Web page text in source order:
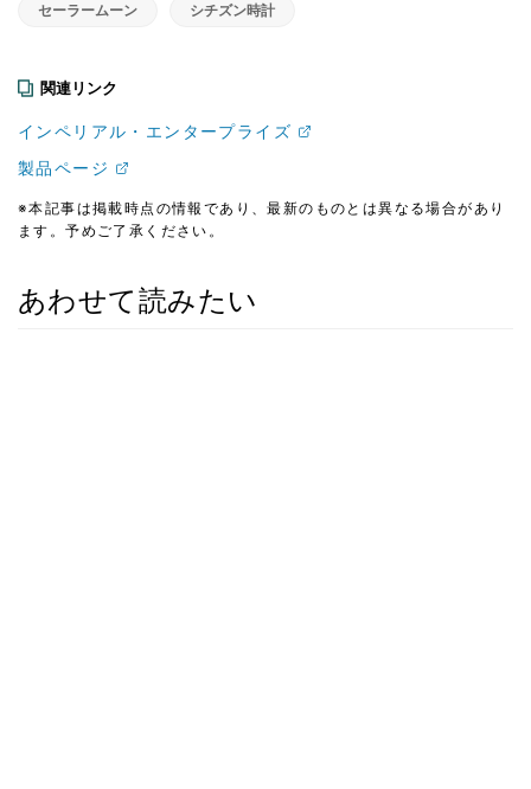
セーラームーン シチズン時計
関連リンク
インペリアル・エンタープライズ
製品ページ
※本記事は掲載時点の情報であり、最新のものとは異なる場合があり
ます。予めご了承ください。
あわせて読みたい